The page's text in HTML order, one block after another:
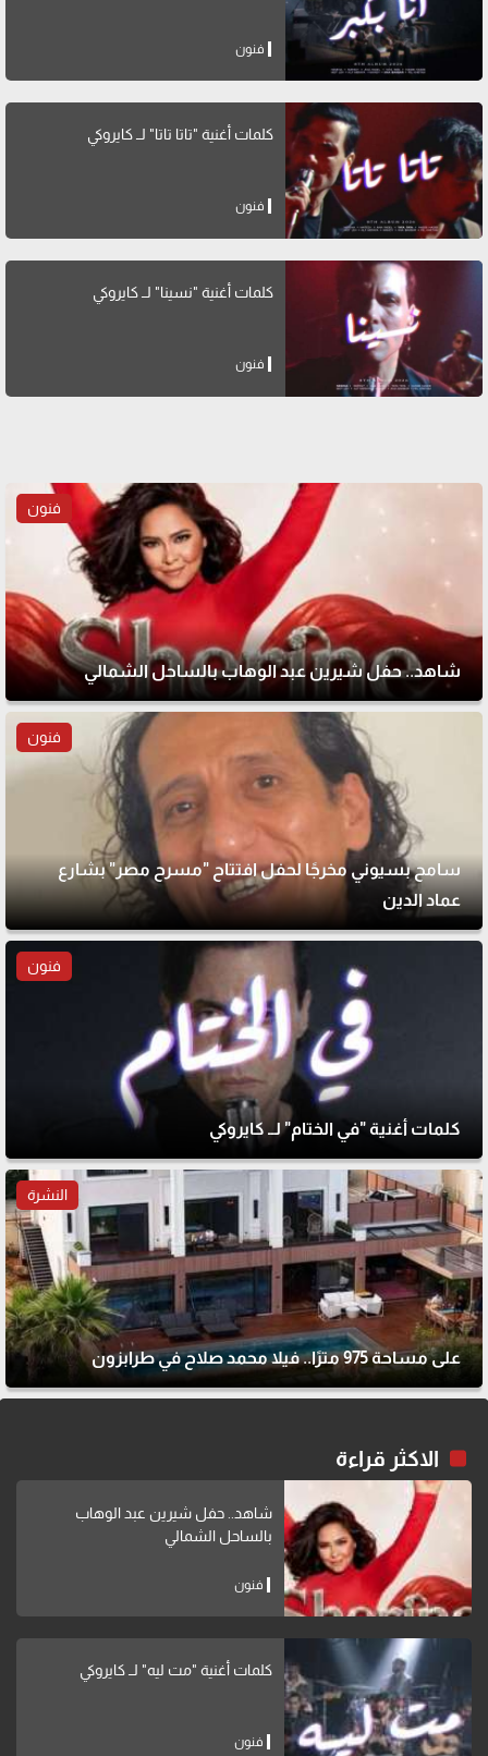
فنون
كلمات أغنية "تاتا تاتا" لــ كايروكي
فنون
كلمات أغنية "نسينا" لــ كايروكي
فنون
فنون
شاهد.. حفل شيرين عبد الوهاب بالساحل الشمالي
فنون
سامح بسيوني مخرجًا لحفل افتتاح "مسرح مصر" بشارع
عماد الدين
فنون
كلمات أغنية "في الختام" لــ كايروكي
النشرة
على مساحة 975 مترًا.. فيلا محمد صلاح في طرابزون
الاكثر قراءة
شاهد.. حفل شيرين عبد الوهاب
بالساحل الشمالي
فنون
كلمات أغنية "مت ليه" لــ كايروكي
فنون